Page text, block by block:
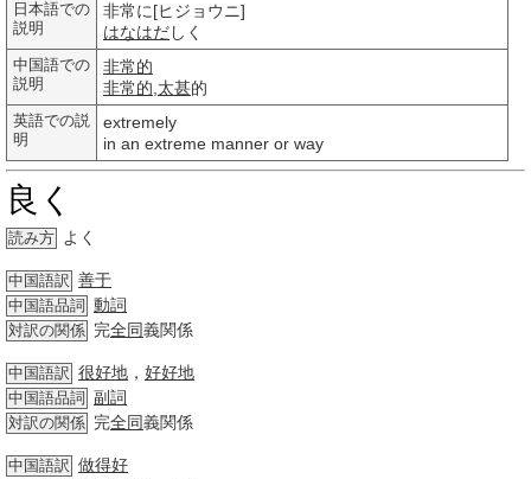
日本語での
説明
非常に[ヒジョウニ]
はなはだしく
中国語での
説明
非常的
非常的 太甚的
英語での説
明
extremely
in an extreme manner or way
良く
読み方 よく
中国語訳 善于
中国語品詞 動詞
対訳の関係 完全同義関係
中国語訳 很好地 ， 好好地
中国語品詞 副詞
対訳の関係 完全同義関係
中国語訳 做得好